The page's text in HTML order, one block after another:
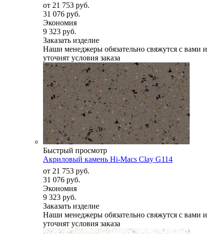
от 21 753 руб.
31 076 руб.
Экономия
9 323 руб.
Заказать изделие
Наши менеджеры обязательно свяжутся с вами и
уточнят условия заказа
Быстрый просмотр
Акриловый камень Hi-Macs Clay G114
от 21 753 руб.
31 076 руб.
Экономия
9 323 руб.
Заказать изделие
Наши менеджеры обязательно свяжутся с вами и
уточнят условия заказа